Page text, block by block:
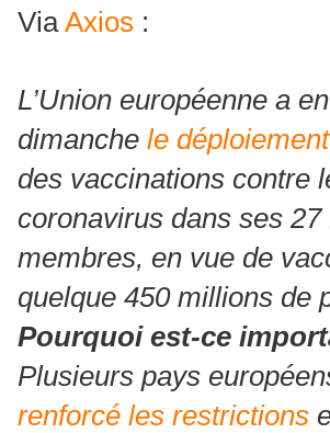
ViaAxios :
L’Union européenne a
dimanche le
des vaccinations contre
coronavirus dans ses 27
membres, en vue de
quelque 450 millions de
Pourquoi est-ce
Plusieurs pays
renforcé les restrictions